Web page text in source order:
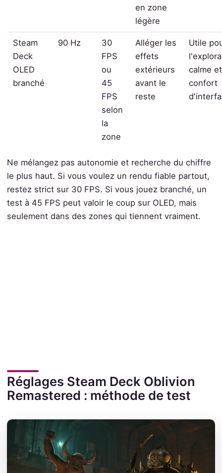
en zone
légère
Steam
Deck
OLED
branché
90 Hz
30
FPS
ou
45
FPS
selon
la
zone
Alléger les
effets
extérieurs
avant le
reste
Utile
calme
confort
Ne mélangez pas autonomie et recherche du chiffre
le plus haut. Si vous voulez un rendu fiable partout,
restez strict sur 30 FPS. Si vous jouez branché, un
test à 45 FPS peut valoir le coup sur OLED, mais
seulement dans des zones qui tiennent vraiment.
Réglages Steam Deck Oblivion
Remastered : méthode de test